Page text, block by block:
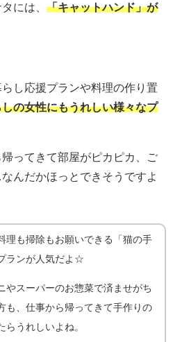
には、 「キャットハンド」が
し応援プランや料理の作り置
の女性にもうれしい様々なプ
ってきて部屋がピカピカ、ご
んだかほっとできそうですよ
理も掃除もお願いできる「猫の手
ランが人気だよ☆
やスーパーのお惣菜で済ませがち
も、仕事から帰ってきて手作りの
らうれしいよね。